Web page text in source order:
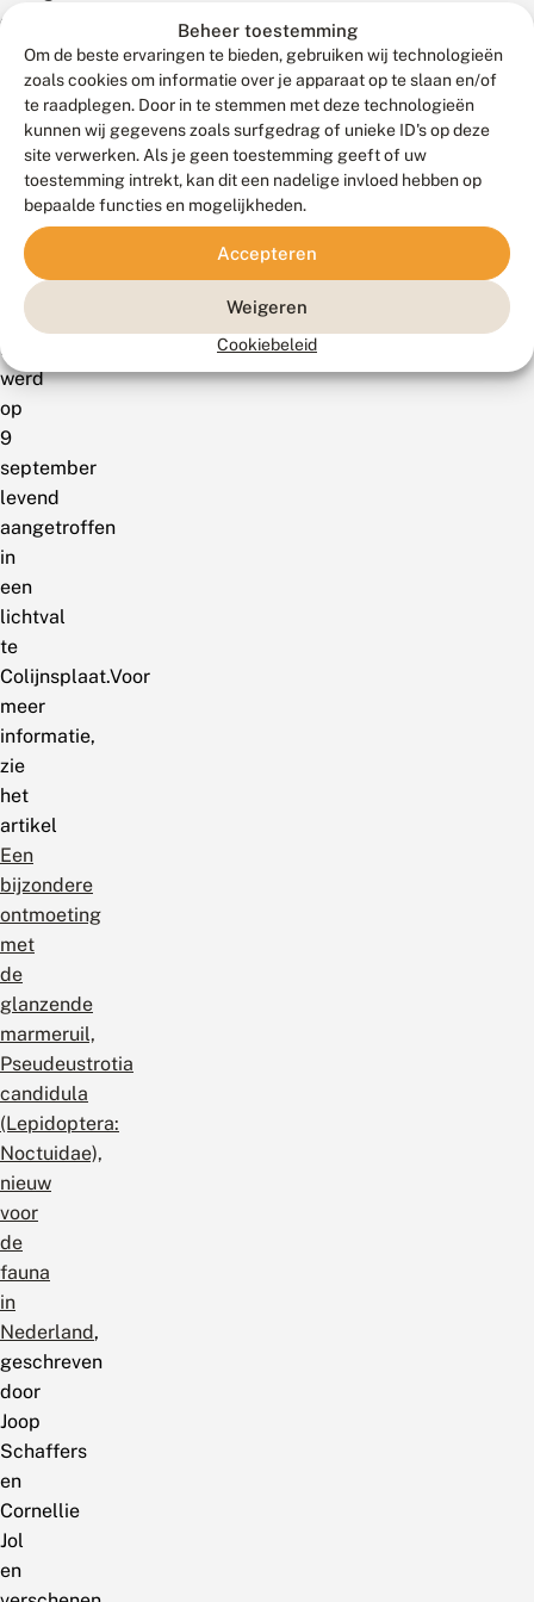
Beheer toestemming
Om de beste ervaringen te bieden, gebruiken wij technologieën
zoals cookies om informatie over je apparaat op te slaan en/of
te raadplegen. Door in te stemmen met deze technologieën
kunnen wij gegevens zoals surfgedrag of unieke ID's op deze
site verwerken. Als je geen toestemming geeft of uw
toestemming intrekt, kan dit een nadelige invloed hebben op
bepaalde functies en mogelijkheden.
Accepteren
Weigeren
Cookiebeleid
op
een
rivierduin
Millingerwaard.
Het
derde
exemplaar,
ook
een
mannetje,
werd
op
9
september
levend
aangetroffen
in
een
lichtval
te
Colijnsplaat.Voor
meer
informatie,
zie
het
artikel
Een
bijzondere
ontmoeting
met
de
glanzende
marmeruil,
Pseudeustrotia
candidula
(Lepidoptera:
Noctuidae),
nieuw
voor
de
fauna
in
Nederland,
geschreven
door
Joop
Schaffers
en
Cornellie
Jol
en